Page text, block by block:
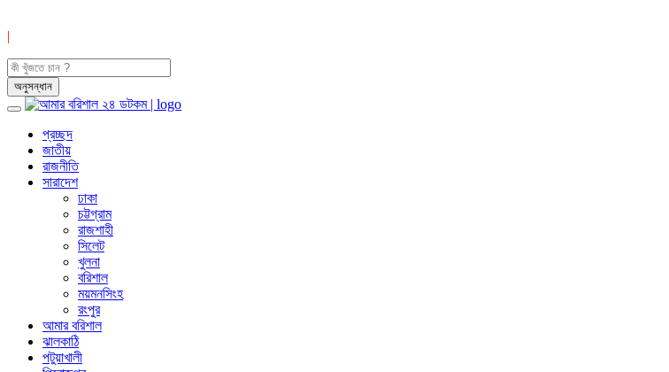
|
প্রচ্ছদ
জাতীয়
রাজনীতি
সারাদেশ
ঢাকা
চট্টগ্রাম
রাজশাহী
সিলেট
খুলনা
বরিশাল
ময়মনসিংহ
রংপুর
আমার বরিশাল
ঝালকাঠি
পটুয়াখালী